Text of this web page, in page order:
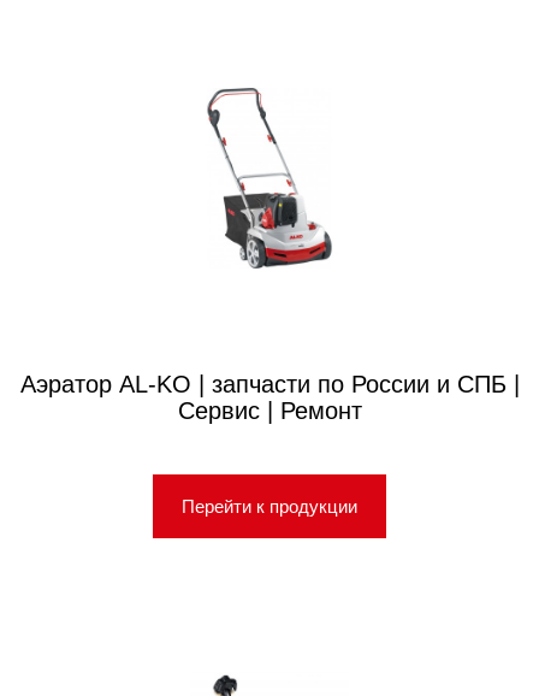
Аэратор AL-KO | запчасти по России и СПБ |
Сервис | Ремонт
Перейти к продукции